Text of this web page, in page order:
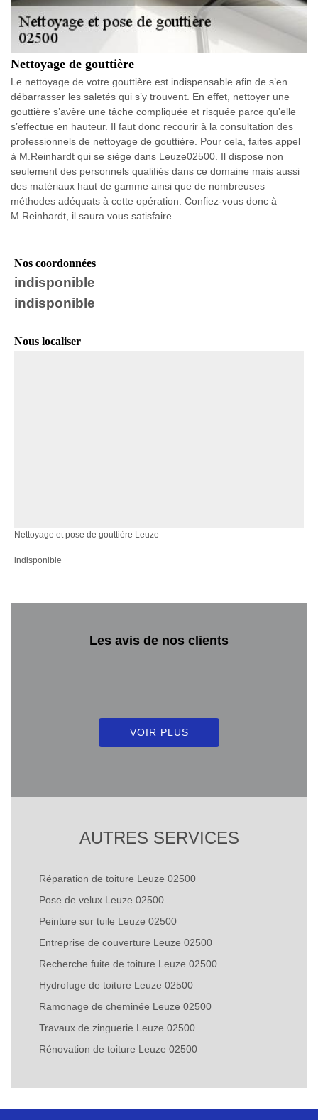
Nettoyage de gouttière
Le nettoyage de votre gouttière est indispensable afin de s’en
débarrasser les saletés qui s’y trouvent. En effet, nettoyer une
gouttière s’avère une tâche compliquée et risquée parce qu’elle
s’effectue en hauteur. Il faut donc recourir à la consultation des
professionnels de nettoyage de gouttière. Pour cela, faites appel
à M.Reinhardt qui se siège dans Leuze02500. Il dispose non
seulement des personnels qualifiés dans ce domaine mais aussi
des matériaux haut de gamme ainsi que de nombreuses
méthodes adéquats à cette opération. Confiez-vous donc à
M.Reinhardt, il saura vous satisfaire.
Nos coordonnées
indisponible
indisponible
Nous localiser
Nettoyage et pose de gouttière Leuze
indisponible
Les avis de nos clients
VOIR PLUS
AUTRES SERVICES
Réparation de toiture Leuze 02500
Pose de velux Leuze 02500
Peinture sur tuile Leuze 02500
Entreprise de couverture Leuze 02500
Recherche fuite de toiture Leuze 02500
Hydrofuge de toiture Leuze 02500
Ramonage de cheminée Leuze 02500
Travaux de zinguerie Leuze 02500
Rénovation de toiture Leuze 02500